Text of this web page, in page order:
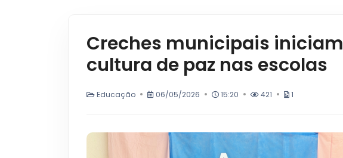
Creches municipais
cultura de paz nas escolas
Educação 06/05/2026 15:20 421 1